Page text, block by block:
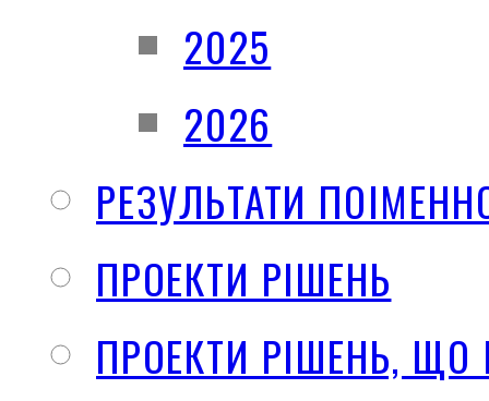
2025
2026
РЕЗУЛЬТАТИ
ПРОЕКТИ РІШЕНЬ
ПРОЕКТИ РІШЕНЬ,